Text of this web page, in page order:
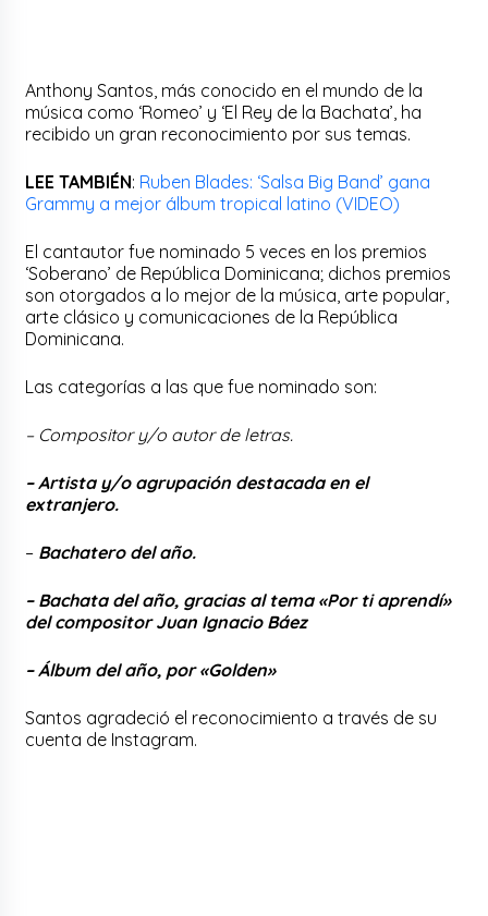
Anthony Santos, más conocido en el mundo de la
música como ‘Romeo’ y ‘El Rey de la Bachata’, ha
recibido un gran reconocimiento por sus temas.
LEE TAMBIÉN: Ruben Blades: ‘Salsa Big Band’ gana
Grammy a mejor álbum tropical latino (VIDEO)
El cantautor fue nominado 5 veces en los premios
‘Soberano’ de República Dominicana; dichos premios
son otorgados a lo mejor de la música, arte popular,
arte clásico y comunicaciones de la República
Dominicana.
Las categorías a las que fue nominado son:
– Compositor y/o autor de letras.
– Artista y/o agrupación destacada en el
extranjero.
– Bachatero del año.
– Bachata del año, gracias al tema «Por ti aprendí»
del compositor Juan Ignacio Báez
– Álbum del año, por «Golden»
Santos agradeció el reconocimiento a través de su
cuenta de Instagram.